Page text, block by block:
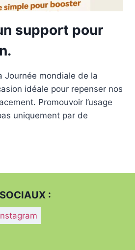
support pour
Journée mondiale de la
idéale pour repenser nos
Promouvoir l’usage
uniquement par de
: